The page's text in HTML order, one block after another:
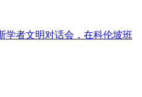
学者文明对话会，在科伦坡班